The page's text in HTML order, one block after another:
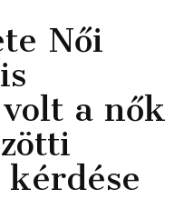
Női
a nők